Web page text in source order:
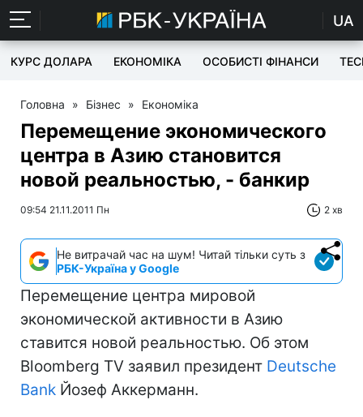
UA
КУРС ДОЛАРА ЕКОНОМІКА ОСОБИСТІ ФІНАНСИ
Головна » Бізнес » Економіка
Перемещение экономического
центра в Азию становится
новой реальностью, - банкир
09:54 21.11.2011 Пн 2 хв
Не витрачай час на шум! Читай тільки суть з
РБК-Україна у Google
Перемещение центра мировой
экономической активности в Азию
ставится новой реальностью. Об этом
Bloomberg TV заявил президент Deutsche
Bank Йозеф Аккерманн.